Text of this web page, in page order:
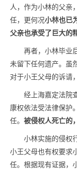
人，作为小林的父亲
任，更何况小林也已
父亲也承受了巨大的
再者，小林毕业
未留下任何遗产。虽
对于小王父母的诉请
经上海嘉定法院
康权依法受法律保护
任。 被侵权人死亡的
小林实施的侵权
小王父母也有权要求
任。根据现有证据，